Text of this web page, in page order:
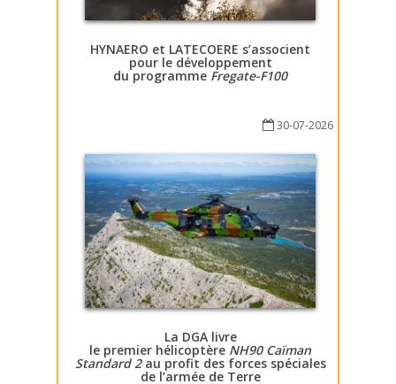
HYNAERO et LATECOERE s’associent
pour le développement
du programme Fregate-F100
30-07-2026
La DGA livre
le premier hélicoptère NH90 Caïman
Standard 2au profit des forces spéciales
de l’armée de Terre